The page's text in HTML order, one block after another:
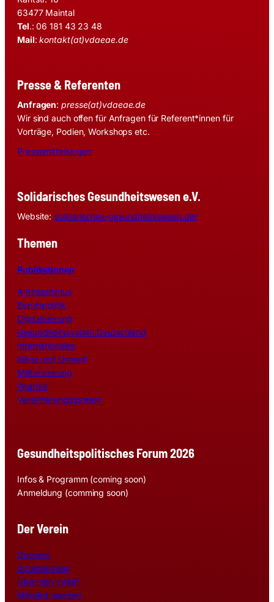
63477 Maintal
Tel.: 06 181 43 23 48
Mail:kontakt(at)vdaeae.de
Presse & Referenten
Anfragen:presse(at)vdaeae.de
Wir sind auch offen für Anfragen für Referent*innen für
Vorträge, Podien, Workshops etc.
Pressemitteilungen
Solidarisches Gesundheitswesen e.V.
Website: solidarisches-gesundheitswesen.de/
Themen
Publikationen
Antirassismus
Berufspolitik
Digitalisierung
Gesundheitssystem Deutschland
Internationales
Klima und Umwelt
Militarisierung
Pharma
Versicherungssystem
Gesundheitspolitisches Forum 2026
Infos & Programm (coming soon)
Anmeldung (comming soon)
Der Verein
Gremien
Arbeitskreise
Über den vdää*
Mitglied werden